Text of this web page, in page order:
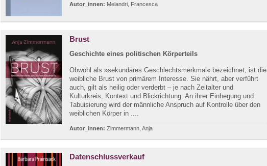
Autor_innen: Melandri, Francesca
Brust
Geschichte eines politischen Körperteils
Obwohl als »sekundäres Geschlechtsmerkmal« bezeichnet, ist die
weibliche Brust von primärem Interesse. Sie nährt, aber verführt
auch, gilt als heilig oder verderbt – je nach Zeitalter und
Kulturkreis, Kontext und Blickrichtung. An ihrer Einhegung und
Tabuisierung wird der männliche Anspruch auf Kontrolle über den
weiblichen Körper in ....
Autor_innen:Zimmermann, Anja
Datenschlussverkauf